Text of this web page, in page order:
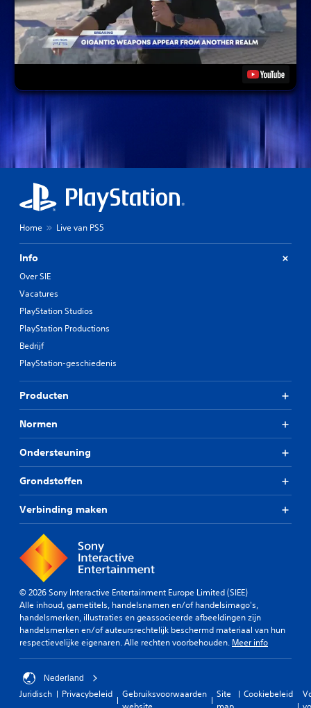
Home Live van PS5
Info
Over SIE
Vacatures
PlayStation Studios
PlayStation Productions
Bedrijf
PlayStation-geschiedenis
Producten
Normen
Ondersteuning
Grondstoffen
Verbinding maken
© 2026 Sony Interactive Entertainment Europe Limited (SIEE)
Alle inhoud, gametitels, handelsnamen en/of handelsimago's,
handelsmerken, illustraties en geassocieerde afbeeldingen zijn
handelsmerken en/of auteursrechtelijk beschermd materiaal van hun
respectievelijke eigenaren. Alle rechten voorbehouden. Meer info
Nederland
Juridisch Privacybeleid
Gebruiksvoorwaarden
Site
Cookiebeleid